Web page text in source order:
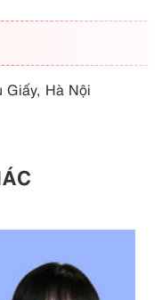
Giấy, Hà Nội